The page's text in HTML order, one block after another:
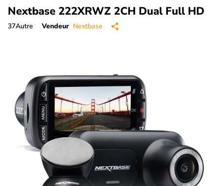
Nextbase 222XRWZ 2CH Dual Full HD
37Autre Vendeur Nextbase